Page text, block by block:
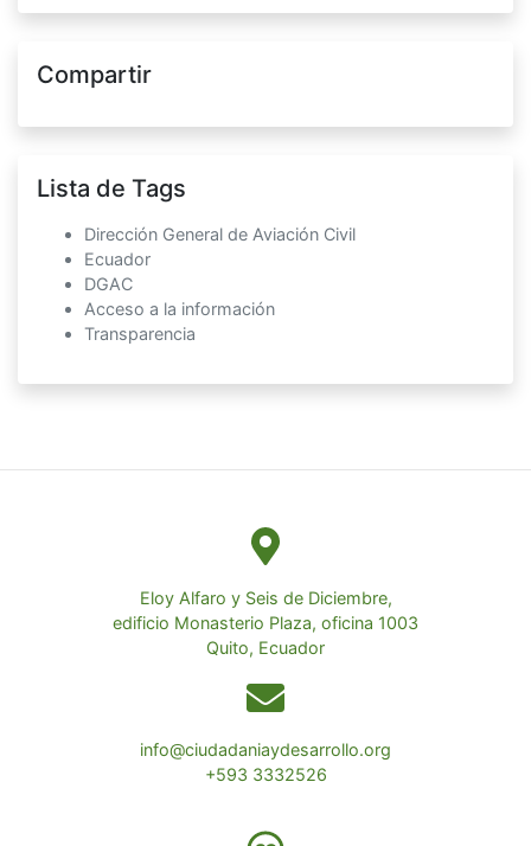
Compartir
Lista de Tags
Dirección General de Aviación Civil
Ecuador
DGAC
Acceso a la información
Transparencia
Eloy Alfaro y Seis de Diciembre,
edificio Monasterio Plaza, oficina 1003
Quito, Ecuador
info@ciudadaniaydesarrollo.org
+593 3332526